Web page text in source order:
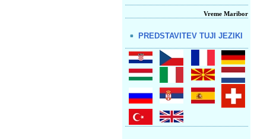
Vreme Maribor
PREDSTAVITEV TUJI JEZIKI